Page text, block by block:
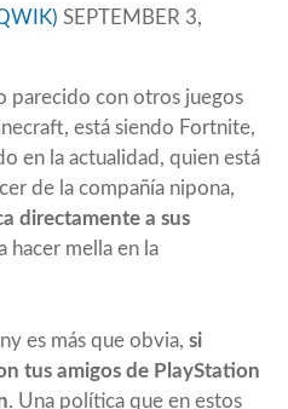
SEPTEMBER 3,
parecido con otros juegos
está siendo Fortnite,
en la actualidad, quien está
de la compañía nipona,
directamente a sus
hacer mella en la
es más que obvia, si
tus amigos de PlayStation
. Una política que en estos